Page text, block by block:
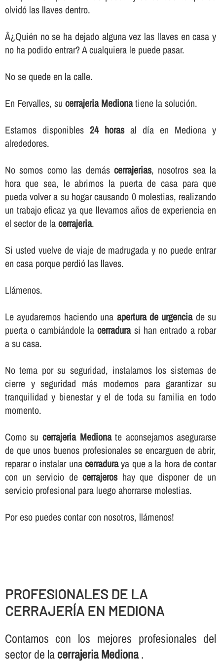
olvidó las llaves dentro.
Â¿Quién no se ha dejado alguna vez las llaves en casa y
no ha podido entrar? A cualquiera le puede pasar.
No se quede en la calle.
En Fervalles, su cerrajeria Medionatiene la solución.
Estamos disponibles 24 horasal dí­a en Mediona y
alrededores.
No somos como las demás cerrajerias, nosotros sea la
hora que sea, le abrimos la puerta de casa para que
pueda volver a su hogar causando 0 molestias, realizando
un trabajo eficaz ya que llevamos años de experiencia en
el sector de lacerrajeria.
Si usted vuelve de viaje de madrugada y no puede entrar
en casa porque perdió las llaves.
Llámenos.
Le ayudaremos haciendo una apertura de urgenciade su
puerta o cambiándole lacerradurasi han entrado a robar
a su casa.
No tema por su seguridad, instalamos los sistemas de
cierre y seguridad más modernos para garantizar su
tranquilidad y bienestar y el de toda su familia en todo
momento.
Como su cerrajeria Medionate aconsejamos asegurarse
de que unos buenos profesionales se encarguen de abrir,
reparar o instalar unacerraduraya que a la hora de contar
con un servicio decerrajeroshay que disponer de un
servicio profesional para luego ahorrarse molestias.
Por eso puedes contar con nosotros, llámenos!
PROFESIONALES DE LA
CERRAJERÍ­A EN MEDIONA
Contamos con los mejores profesionales del
sector de lacerrajeria Mediona.